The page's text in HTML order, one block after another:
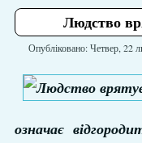
Людство
Опубліковано: Четвер, 22
означає